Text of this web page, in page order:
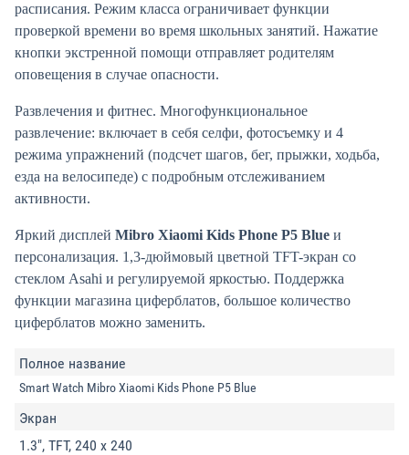
расписания. Режим класса ограничивает функции
проверкой времени во время школьных занятий. Нажатие
кнопки экстренной помощи отправляет родителям
оповещения в случае опасности.
Развлечения и фитнес. Многофункциональное
развлечение: включает в себя селфи, фотосъемку и 4
режима упражнений (подсчет шагов, бег, прыжки, ходьба,
езда на велосипеде) с подробным отслеживанием
активности.
Яркий дисплей Mibro Xiaomi Kids Phone P5 Blue и
персонализация. 1,3-дюймовый цветной TFT-экран со
стеклом Asahi и регулируемой яркостью. Поддержка
функции магазина циферблатов, большое количество
циферблатов можно заменить.
Полное название
Smart Watch Mibro Xiaomi Kids Phone P5 Blue
Экран
1.3", TFT, 240 x 240